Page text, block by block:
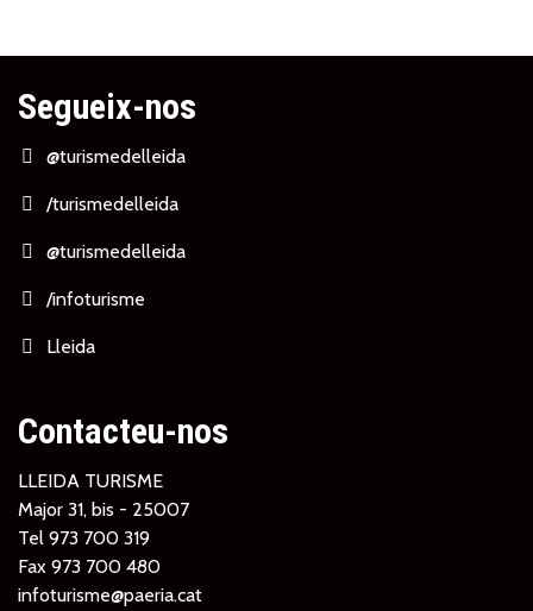
Segueix-nos
@turismedelleida
/turismedelleida
@turismedelleida
/infoturisme
Lleida
Contacteu-nos
LLEIDA TURISME
Major 31, bis - 25007
Tel 973 700 319
Fax 973 700 480
infoturisme@paeria.cat